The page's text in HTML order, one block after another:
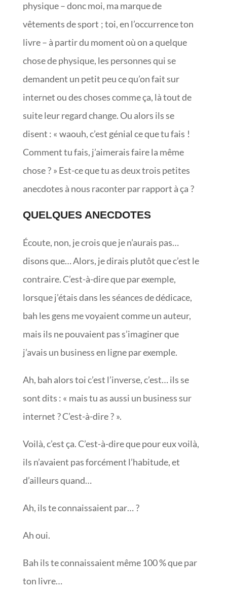
physique – donc moi, ma marque de
vêtements de sport ; toi, en l’occurrence ton
livre – à partir du moment où on a quelque
chose de physique, les personnes qui se
demandent un petit peu ce qu’on fait sur
internet ou des choses comme ça, là tout de
suite leur regard change. Ou alors ils se
disent : « waouh, c’est génial ce que tu fais !
Comment tu fais, j’aimerais faire la même
chose ? » Est-ce que tu as deux trois petites
anecdotes à nous raconter par rapport à ça ?
QUELQUES ANECDOTES
Écoute, non, je crois que je n’aurais pas…
disons que… Alors, je dirais plutôt que c’est le
contraire. C’est-à-dire que par exemple,
lorsque j’étais dans les séances de dédicace,
bah les gens me voyaient comme un auteur,
mais ils ne pouvaient pas s’imaginer que
j’avais un business en ligne par exemple.
Ah, bah alors toi c’est l’inverse, c’est… ils se
sont dits : « mais tu as aussi un business sur
internet ? C’est-à-dire ? ».
Voilà, c’est ça. C’est-à-dire que pour eux voilà,
ils n’avaient pas forcément l’habitude, et
d’ailleurs quand…
Ah, ils te connaissaient par… ?
Ah oui.
Bah ils te connaissaient même 100 % que par
ton livre…